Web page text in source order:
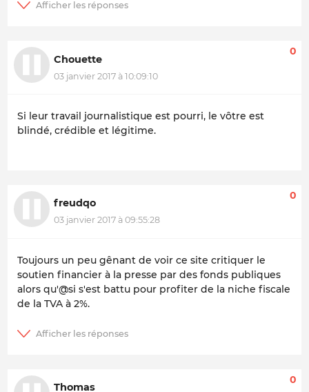
Chouette
03 janvier 2017 à 10:09:10
0
Si leur travail journalistique est pourri, le vôtre est
blindé, crédible et légitime.
freudqo
03 janvier 2017 à 09:55:28
0
Toujours un peu gênant de voir ce site critiquer le
soutien financier à la presse par des fonds publiques
alors qu'@si s'est battu pour profiter de la niche fiscale
de la TVA à 2%.
Thomas
0